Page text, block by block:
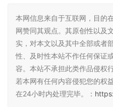
本网信息来自于互联网，目的
网赞同其观点。其原创性以及
实，对本文以及其中全部或者
性、及时性本站不作任何保证
容。本站不承担此类作品侵权
若本网有任何内容侵犯您的权
在24小时内处理完毕。：